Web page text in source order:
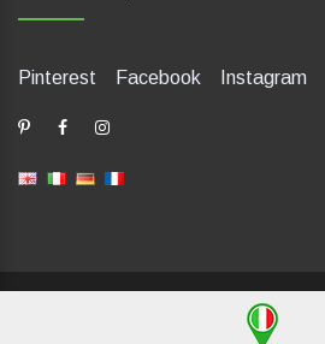
Pinterest Facebook Instagram
dP Motion Media. Via La Piana 430,
Numero REA: RN410802. P.IVA: